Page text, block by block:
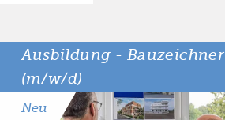
Ausbildung - Bauzeichner
(m/w/d)
Neu